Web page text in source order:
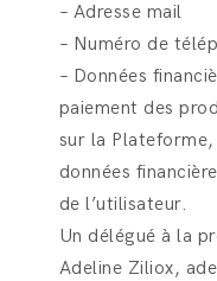
– Adresse mail
– Numéro de
– Données
paiement des
sur la
données
de l’utilisateur.
Un délégué à la
Adeline Ziliox,